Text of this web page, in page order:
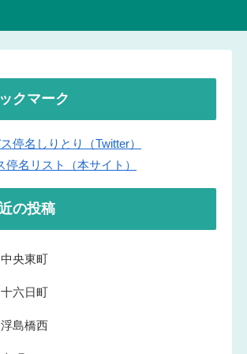
クマーク
停名しりとり（Twitter）
停名リスト（本サイト）
の投稿
央東町
六日町
島橋西